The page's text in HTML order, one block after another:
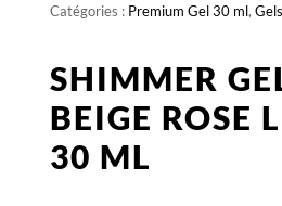
Catégories : Premium Gel 30 ml,
SHIMMER
BEIGE ROSE
30 ML